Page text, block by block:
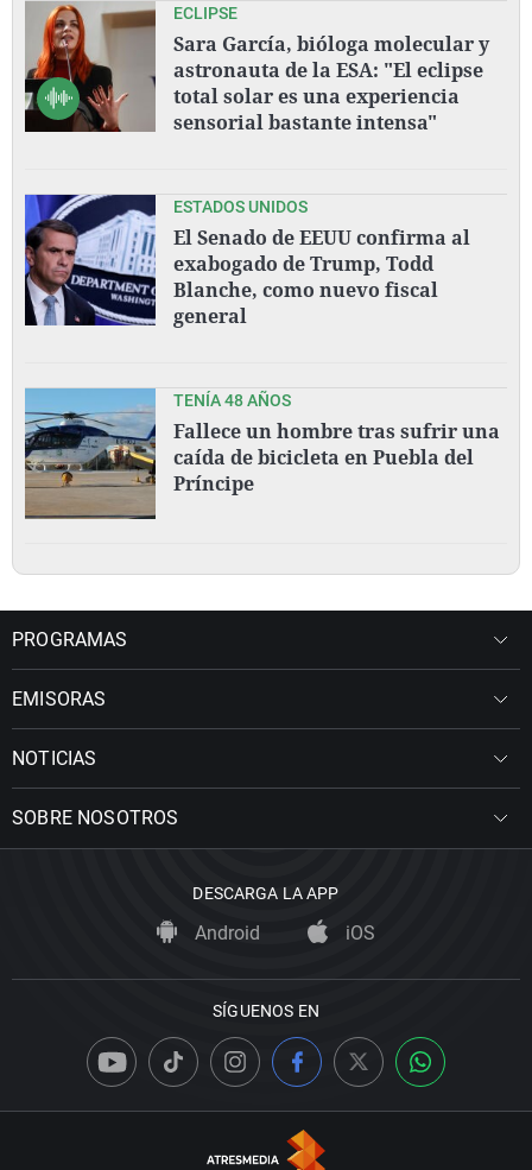
ECLIPSE
Sara García, bióloga molecular y
astronauta de la ESA: "El eclipse
total solar es una experiencia
sensorial bastante intensa"
ESTADOS UNIDOS
El Senado de EEUU confirma al
exabogado de Trump, Todd
Blanche, como nuevo fiscal
general
TENÍA 48 AÑOS
Fallece un hombre tras sufrir una
caída de bicicleta en Puebla del
Príncipe
PROGRAMAS
EMISORAS
NOTICIAS
SOBRE NOSOTROS
DESCARGA LA APP
Android iOS
SÍGUENOS EN